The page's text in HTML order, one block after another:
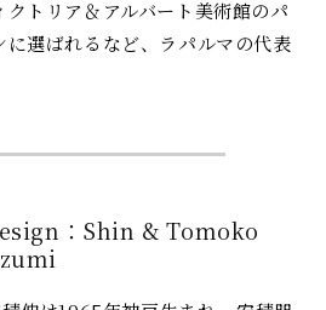
トリア＆アルバート美術館のパ
に選ばれるなど、ラパルマの代表
：Shin & Tomoko